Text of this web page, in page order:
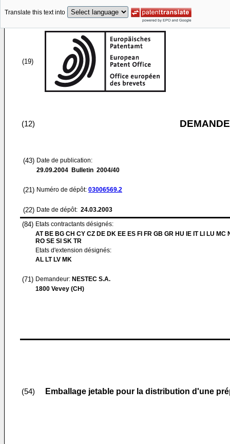
Translate this text into
(19)
(12)
(43) Date de publication:
29.09.2004 Bulletin 2004/40
(21) Numéro de dépôt: 03006569.2
(22) Date de dépôt: 24.03.2003
(84) Etats contractants désignés:
AT BE BG CH CY CZ DE DK EE ES FI FR GB GR HU IE IT LI LU MC
RO SE SI SK TR
Etats d'extension désignés:
AL LT LV MK
(71) Demandeur: NESTEC S.A.
1800 Vevey (CH)
(54) Emballage jetable pour la distribution d'une